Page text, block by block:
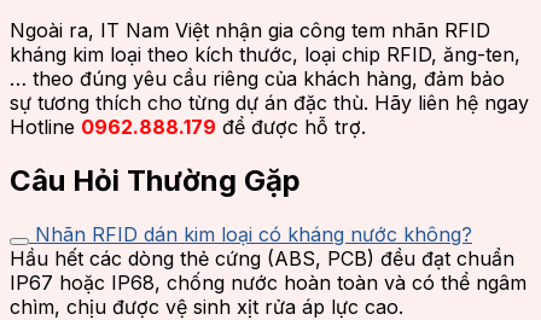
Ngoài ra, IT Nam Việt nhận gia công tem nhãn RFID
kháng kim loại theo kích thước, loại chip RFID, ăng-ten,
… theo đúng yêu cầu riêng của khách hàng, đảm bảo
sự tương thích cho từng dự án đặc thù. Hãy liên hệ ngay
Hotline 0962.888.179 để được hỗ trợ.
Câu Hỏi Thường Gặp
Nhãn RFID dán kim loại có kháng nước không?
Hầu hết các dòng thẻ cứng (ABS, PCB) đều đạt chuẩn
IP67 hoặc IP68, chống nước hoàn toàn và có thể ngâm
chìm, chịu được vệ sinh xịt rửa áp lực cao.